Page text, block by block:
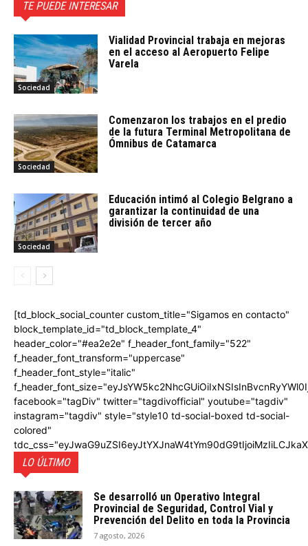
TE PUEDE INTERESAR
Sociedad
Vialidad Provincial trabaja en mejoras
en el acceso al Aeropuerto Felipe
Varela
Sociedad
Comenzaron los trabajos en el predio
de la futura Terminal Metropolitana de
Ómnibus de Catamarca
Sociedad
Educación intimó al Colegio Belgrano a
garantizar la continuidad de una
división de tercer año
[td_block_social_counter custom_title="Sigamos en contacto"
block_template_id="td_block_template_4"
header_color="#ea2e2e" f_header_font_family="522"
f_header_font_transform="uppercase"
f_header_font_style="italic"
facebook="tagDiv" twitter="tagdivofficial" youtube="tagdiv"
instagram="tagdiv" style="style10 td-social-boxed td-social-
colored"
LO ÚLTIMO
Se desarrolló un Operativo Integral
Provincial de Seguridad, Control Vial y
Prevención del Delito en toda la Provincia
7 agosto, 2026